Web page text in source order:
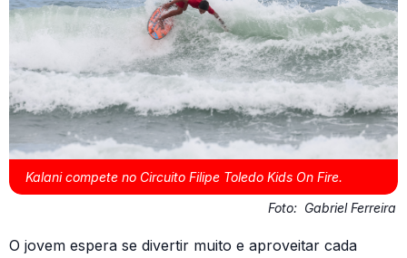
Kalani compete no Circuito Filipe Toledo Kids On Fire.
Foto: Gabriel Ferreira
O jovem espera se divertir muito e aproveitar cada